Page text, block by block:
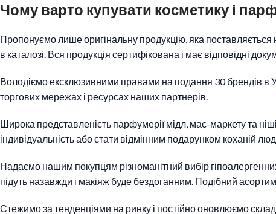
Чому варто купувати косметику і
Пропонуємо лише оригінальну продукцію, яка поставляється
в каталозі. Вся продукція сертифікована і має відповідні
Володіємо ексклюзивними правами на подання 30 брендів в
торгових мережах і ресурсах наших партнерів.
Широка представленість парфумерії мідл, мас-маркету та
індивідуальність або стати відмінним подарунком коханій
Надаємо нашим покупцям різноманітний вибір
підуть назавжди і макіяж буде бездоганним. Подібний
Стежимо за тенденціями на ринку і постійно оновлюємо